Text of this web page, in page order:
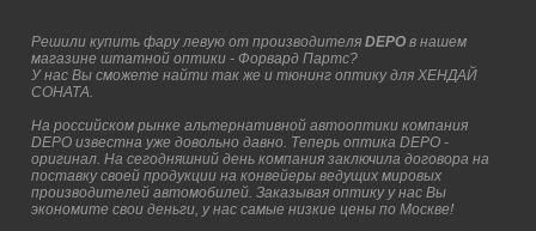
Решили купить фару левую от производителя DEPOв нашем
магазине штатной оптики - Форвард Партс?
У нас Вы сможете найти так же и тюнинг оптику для ХЕНДАЙ
СОНАТА.
На российском рынке альтернативной автооптики компания
DEPO известна уже довольно давно. Теперь оптика DEPO -
оригинал. На сегодняшний день компания заключила договора на
поставку своей продукции на конвейеры ведущих мировых
производителей автомобилей. Заказывая оптику у нас Вы
экономите свои деньги, у нас самые низкие цены по Москве!